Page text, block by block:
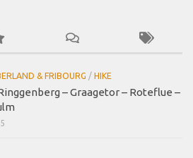
& FRIBOURG / HIKE
– Graagetor – Roteflue –